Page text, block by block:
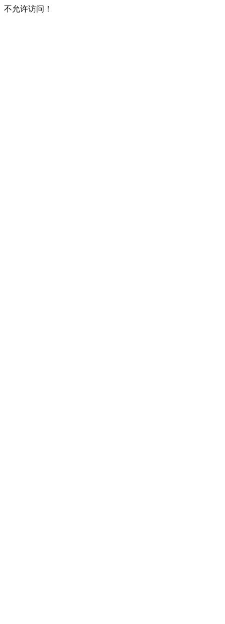
不允许访问！